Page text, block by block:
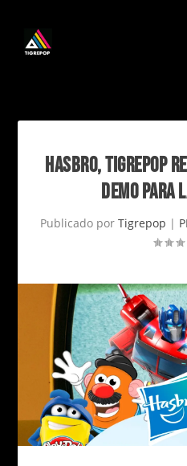
HASBRO, TIGREPOP
DEMO PARA
Publicado por Tigrepop |